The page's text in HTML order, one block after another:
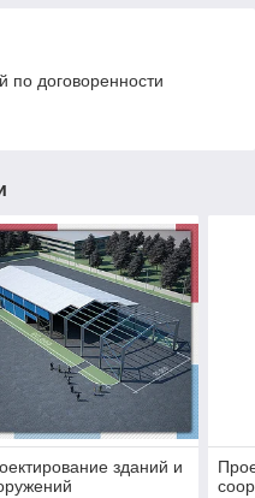
по договоренности
зданий и